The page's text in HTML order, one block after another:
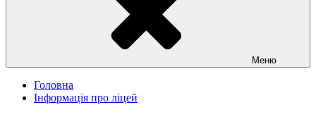
Меню
Головна
Інформація про ліцей